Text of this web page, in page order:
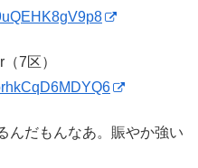
7区）
んだもんなあ。賑やか強い